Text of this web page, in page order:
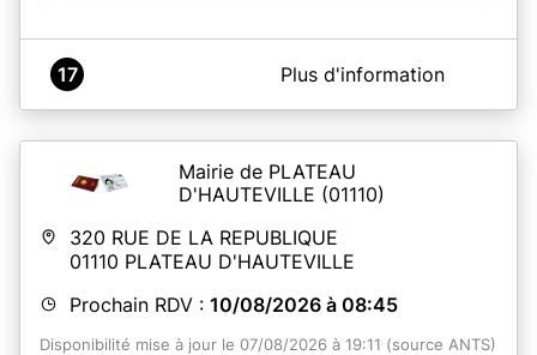
A propos de Mairie d'Heyrieux
tout dépôt de dossier passeport et CNI.
Pour tout renseignement complémentaire, nous vous
invitons à nous contacter.
En savoir plus
17 Plus d'information
Mairie de PLATEAU
D'HAUTEVILLE (01110)
320 RUE DE LA REPUBLIQUE
01110 PLATEAU D'HAUTEVILLE
Prochain RDV : 10/08/2026 à 08:45
Disponibilité mise à jour le 07/08/2026 à 19:11 (source ANTS)